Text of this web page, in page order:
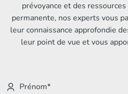
prévoyance et des
permanente, nos experts vous
leur connaissance approfondie
leur point de vue et vous